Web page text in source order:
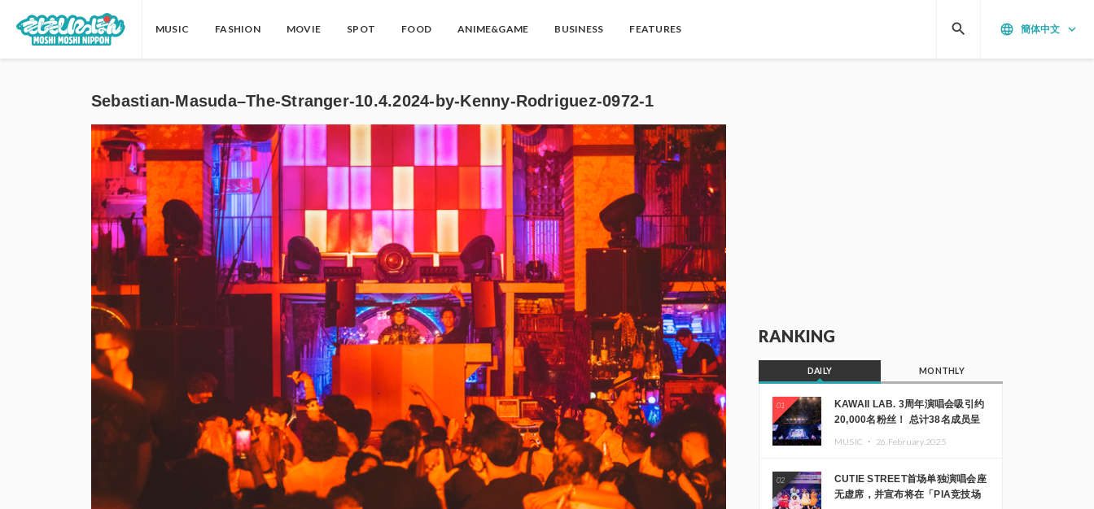
MUSIC FASHION MOVIE SPOT FOOD ANIME&GAME BUSINESS FEATURES language 簡体中文 keyboard_arrow_down
search
Sebastian-Masuda–The-Stranger-10.4.2024-by-Kenny-Rodriguez-0972-1
RANKING
DAILY MONTHLY
01
KAWAII LAB. 3周年演唱会吸引约
20,000名粉丝！ 总计38名成员呈
MUSIC ・ 26.February.2025
02
CUTIE STREET首场单独演唱会座
无虚席，并宣布将在「PIA竞技场